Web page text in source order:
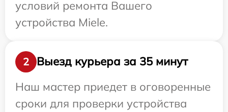
условий ремонта Вашего
устройства Miele.
2
Выезд курьера за 35 минут
Наш мастер приедет в оговоренные
сроки для проверки устройства